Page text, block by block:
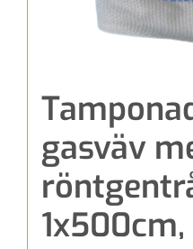
gasväv